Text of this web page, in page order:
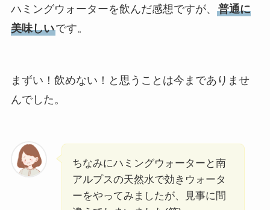
ハミングウォーターを飲んだ感想ですが、 普通に
美味しいです。
まずい！飲めない！と思うことは今までありませ
んでした。
ちなみにハミングウォーターと南
アルプスの天然水で効きウォータ
ーをやってみましたが、見事に間